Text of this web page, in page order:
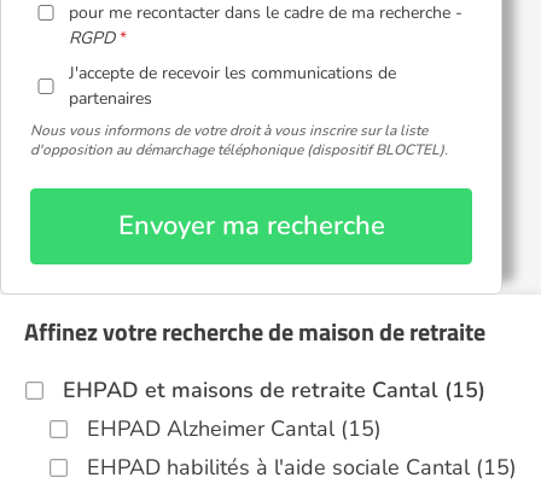
pour me recontacter dans le cadre de ma recherche -
RGPD
J'accepte de recevoir les communications de
partenaires
Nous vous informons de votre droit à vous inscrire sur la liste
d'opposition au démarchage téléphonique (dispositif BLOCTEL).
Envoyer ma recherche
Affinez votre recherche de maison de retraite
EHPAD et maisons de retraite Cantal (15)
EHPAD Alzheimer Cantal (15)
EHPAD habilités à l'aide sociale Cantal (15)